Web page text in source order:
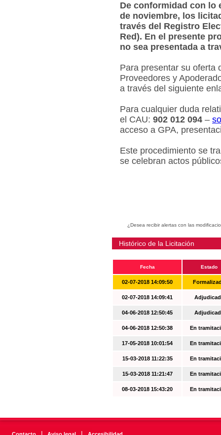
De conformidad con lo
de noviembre, los
través del Registro
Red). En el presente
no sea presentada a
Para presentar su oferta
Proveedores y
a través del siguiente
Para cualquier duda
el CAU: 902 012 094 –
acceso a GPA,
Este procedimiento se
se celebran actos
¿Desea recibir alertas con las
Histórico de la Licitación
Fecha Estado
02-07-2018 14:09:50
02-07-2018 14:09:41
04-06-2018 12:50:45
04-06-2018 12:50:38 En
17-05-2018 10:01:54 En
15-03-2018 11:22:35 En
15-03-2018 11:21:47 En
08-03-2018 15:43:20 En